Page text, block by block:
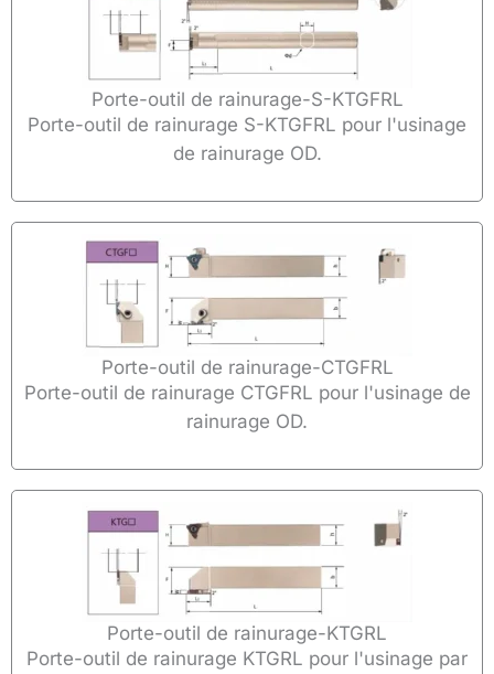
Porte-outil de rainurage-S-KTGFRL
Porte-outil de rainurage S-KTGFRL pour l'usinage
de rainurage OD.
Porte-outil de rainurage-CTGFRL
Porte-outil de rainurage CTGFRL pour l'usinage de
rainurage OD.
Porte-outil de rainurage-KTGRL
Porte-outil de rainurage KTGRL pour l'usinage par